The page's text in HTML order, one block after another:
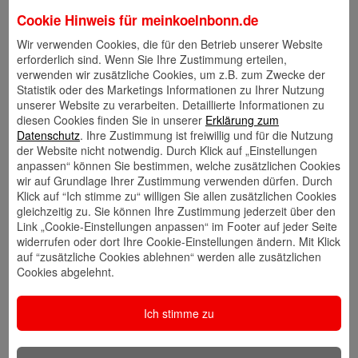
mein LebenAusgehenErlebnisse
Februar 2026
Rheinland Alaaf! Jecke Karnevalskneipen in
KölnBonn
Kreative Kostüme, kalte Drinks, heiße
Karnevalsrhythmen: Jecksein ist im Rheinischen
Programm. Ihr mögt’s authentisch und traditionell?
Dann feiert Fastelovend doch…
Weiterlesen
mein LebenAusgehen
Alaaf! Last-Minute-Karnevalskostüme für
Kinder selber machen
Cookie Hinweis für meinkoelnbonn.de
Wir verwenden Cookies, die für den Betrieb unserer Website
erforderlich sind. Wenn Sie Ihre Zustimmung erteilen,
verwenden wir zusätzliche Cookies, um z.B. zum Zwecke der
Statistik oder des Marketings Informationen zu Ihrer Nutzung
unserer Website zu verarbeiten. Detaillierte Informationen zu
diesen Cookies finden Sie in unserer Erklärung zum
Datenschutz. Ihre Zustimmung ist freiwillig und für die Nutzung
der Website nicht notwendig. Durch Klick auf „Einstellungen
anpassen“ können Sie bestimmen, welche zusätzlichen Cookies
wir auf Grundlage Ihrer Zustimmung verwenden dürfen. Durch
Klick auf “Ich stimme zu“ willigen Sie allen zusätzlichen Cookies
gleichzeitig zu. Sie können Ihre Zustimmung jederzeit über den
Link „Cookie-Einstellungen anpassen“ im Footer auf jeder Seite
widerrufen oder dort Ihre Cookie-Einstellungen ändern. Mit Klick
auf “zusätzliche Cookies ablehnen“ werden alle zusätzlichen
Cookies abgelehnt.
Ich stimme zu